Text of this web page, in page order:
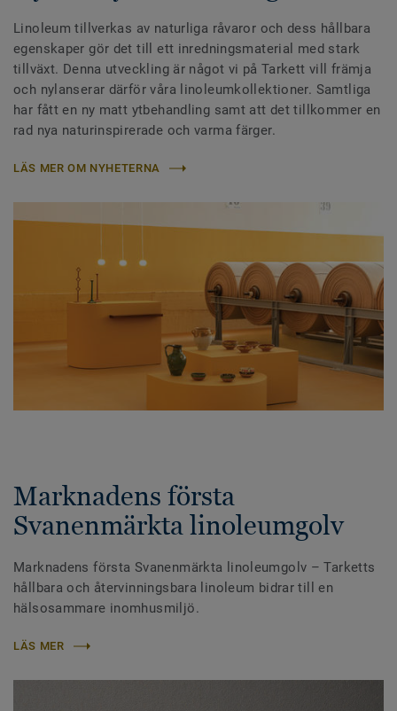
Linoleum tillverkas av naturliga råvaror och dess hållbara
egenskaper gör det till ett inredningsmaterial med stark
tillväxt. Denna utveckling är något vi på Tarkett vill främja
och nylanserar därför våra linoleumkollektioner. Samtliga
har fått en ny matt ytbehandling samt att det tillkommer en
rad nya naturinspirerade och varma färger.
LÄS MER OM NYHETERNA
Marknadens första
Svanenmärkta linoleumgolv
Marknadens första Svanenmärkta linoleumgolv – Tarketts
hållbara och återvinningsbara linoleum bidrar till en
hälsosammare inomhusmiljö.
LÄS MER